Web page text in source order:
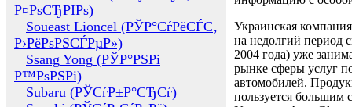
Р¤РѕСЂРІРѕ)
Soueast Lioncel (РЎР°СѓРёСЃС‚
Р›РёРѕРЅСЃРµР»)
Ssang Yong (РЎР°РЅРі
Р™РѕРЅРі)
Subaru (РЎСѓР±Р°СЂСѓ)
Украинская
на недолгий период
2004 года) уже
рынке сферы услуг
автомобилей.
пользуется большим